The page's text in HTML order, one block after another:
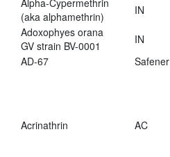
Alpha-Cypermethrin
(aka alphamethrin)
IN
Adoxophyes orana
GV strain BV-0001
IN
AD-67
Safener
Acrinathrin AC